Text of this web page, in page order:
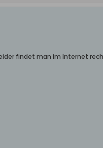
findet man im Internet